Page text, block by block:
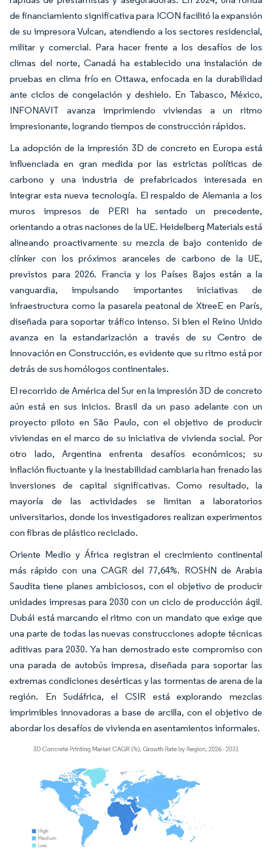
de financiamiento significativa para ICON facilitó la expansión
de su impresora Vulcan, atendiendo a los sectores residencial,
militar y comercial. Para hacer frente a los desafíos de los
climas del norte, Canadá ha establecido una instalación de
pruebas en clima frío en Ottawa, enfocada en la durabilidad
ante ciclos de congelación y deshielo. En Tabasco, México,
INFONAVIT avanza imprimiendo viviendas a un ritmo
impresionante, logrando tiempos de construcción rápidos.
La adopción de la impresión 3D de concreto en Europa está
influenciada en gran medida por las estrictas políticas de
carbono y una industria de prefabricados interesada en
integrar esta nueva tecnología. El respaldo de Alemania a los
muros impresos de PERI ha sentado un precedente,
orientando a otras naciones de la UE. Heidelberg Materials está
alineando proactivamente su mezcla de bajo contenido de
clínker con los próximos aranceles de carbono de la UE,
previstos para 2026. Francia y los Países Bajos están a la
vanguardia, impulsando importantes iniciativas de
infraestructura como la pasarela peatonal de XtreeE en París,
diseñada para soportar tráfico intenso. Si bien el Reino Unido
avanza en la estandarización a través de su Centro de
Innovación en Construcción, es evidente que su ritmo está por
detrás de sus homólogos continentales.
El recorrido de América del Sur en la impresión 3D de concreto
aún está en sus inicios. Brasil da un paso adelante con un
proyecto piloto en São Paulo, con el objetivo de producir
viviendas en el marco de su iniciativa de vivienda social. Por
otro lado, Argentina enfrenta desafíos económicos; su
inflación fluctuante y la inestabilidad cambiaria han frenado las
inversiones de capital significativas. Como resultado, la
mayoría de las actividades se limitan a laboratorios
universitarios, donde los investigadores realizan experimentos
con fibras de plástico reciclado.
Oriente Medio y África registran el crecimiento continental
más rápido con una CAGR del 77,64%. ROSHN de Arabia
Saudita tiene planes ambiciosos, con el objetivo de producir
unidades impresas para 2030 con un ciclo de producción ágil.
Dubái está marcando el ritmo con un mandato que exige que
una parte de todas las nuevas construcciones adopte técnicas
aditivas para 2030. Ya han demostrado este compromiso con
una parada de autobús impresa, diseñada para soportar las
extremas condiciones desérticas y las tormentas de arena de la
región. En Sudáfrica, el CSIR está explorando mezclas
imprimibles innovadoras a base de arcilla, con el objetivo de
abordar los desafíos de vivienda en asentamientos informales.